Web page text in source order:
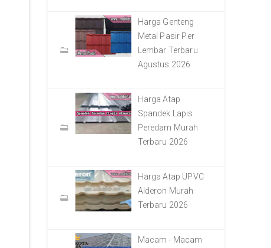
Harga Genteng
Metal Pasir Per
Lembar Terbaru
Agustus 2026
Harga Atap
Spandek Lapis
Peredam Murah
Terbaru 2026
Harga Atap UPVC
Alderon Murah
Terbaru 2026
Macam - Macam